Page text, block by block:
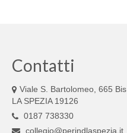
Contatti
Viale S. Bartolomeo, 665 Bis
LA SPEZIA 19126
0187 738330
collegio@perindlaspezia.it